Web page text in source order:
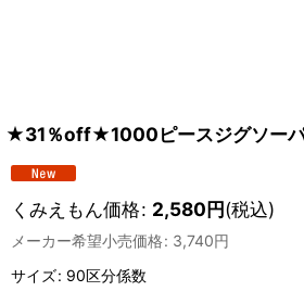
★31％off★1000ピースジグソー
くみえもん価格: 2,580円(税込)
メーカー希望小売価格: 3,740円
サイズ: 90区分係数